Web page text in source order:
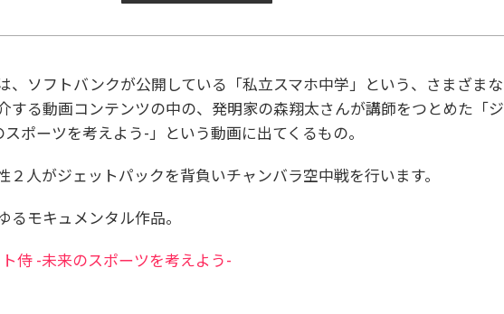
、ソフトバンクが公開している「私立スマホ中学」という、さまざまな
する動画コンテンツの中の、発明家の森翔太さんが講師をつとめた「ジ
ポーツを考えよう-」という動画に出てくるもの。
２人がジェットパックを背負いチャンバラ空中戦を行います。
るモキュメンタル作品。
侍 -未来のスポーツを考えよう-